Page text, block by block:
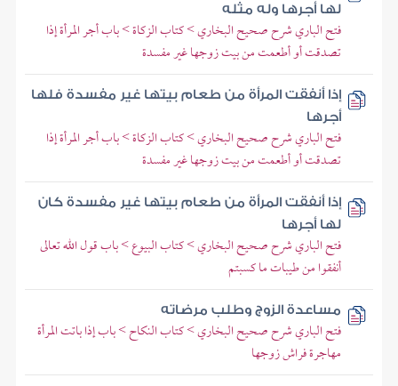
لها أجرها وله مثله
فتح الباري شرح صحيح البخاري > كتاب الزكاة > باب أجر المرأة إذا
تصدقت أو أطعمت من بيت زوجها غير مفسدة
إذا أنفقت المرأة من طعام بيتها غير مفسدة فلها
أجرها
فتح الباري شرح صحيح البخاري > كتاب الزكاة > باب أجر المرأة إذا
تصدقت أو أطعمت من بيت زوجها غير مفسدة
إذا أنفقت المرأة من طعام بيتها غير مفسدة كان
لها أجرها
فتح الباري شرح صحيح البخاري > كتاب البيوع > باب قول الله تعالى
أنفقوا من طيبات ما كسبتم
مساعدة الزوج وطلب مرضاته
فتح الباري شرح صحيح البخاري > كتاب النكاح > باب إذا باتت المرأة
مهاجرة فراش زوجها